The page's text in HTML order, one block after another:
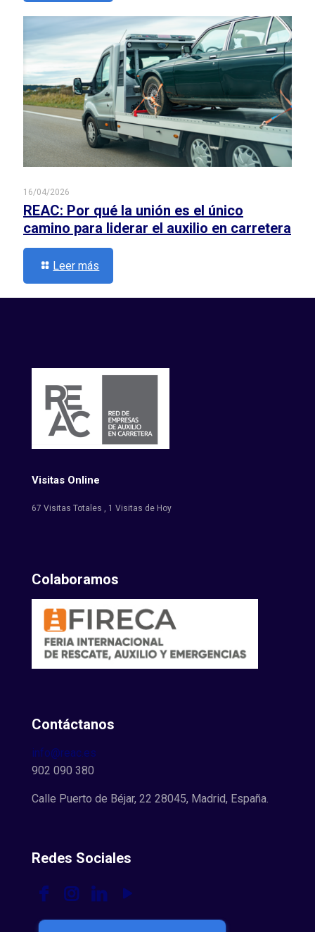
16/04/2026
REAC: Por qué la unión es el único
camino para liderar el auxilio en carretera
Leer más
Visitas Online
67 Visitas Totales , 1 Visitas de Hoy
Colaboramos
Contáctanos
info@reac.es
902 090 380
Calle Puerto de Béjar, 22 28045, Madrid, España.
Redes Sociales